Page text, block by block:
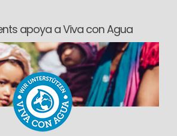
apoya a Viva con Agua